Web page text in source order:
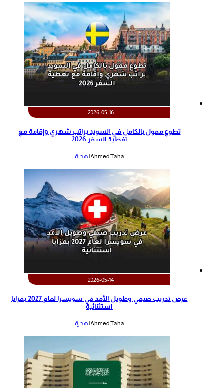
2026-05-16
تطوع ممول بالكامل في السويد براتب شهري وإقامة مع
تغطية السفر 2026
Ahmed Taha | هجرة
2026-05-14
عرض تدريب صيفي وطويل الأمد في سويسرا لعام 2027 بمزايا
استثنائية
Ahmed Taha | هجرة